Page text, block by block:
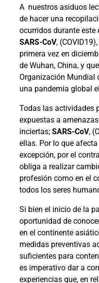
A nuestros asiduos
de hacer una
ocurridos durante
SARS-CoV,
primera vez en
de Wuhan, China, y
Organización Mundial
una pandemia global
Todas las actividades
expuestas a
inciertas; SARS-CoV,
ellas. Por lo que
excepción, por el
obliga a realizar
profesión como en el
todos los seres
Si bien el inicio de la
oportunidad de
en el continente
medidas preventivas
suficientes para
es imperativo dar a
experiencias que, en